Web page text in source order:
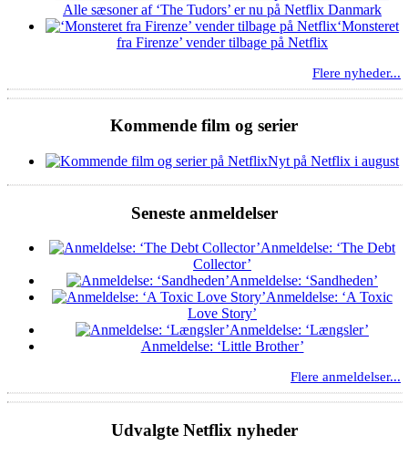
Alle sæsoner af ‘The Tudors’ er nu på Netflix Danmark
‘Monsteret
fra Firenze’ vender tilbage på Netflix
Flere nyheder...
Kommende film og serier
Nyt på Netflix i august
Seneste anmeldelser
Anmeldelse: ‘The Debt
Collector’
Anmeldelse: ‘Sandheden’
Anmeldelse: ‘A Toxic
Love Story’
Anmeldelse: ‘Længsler’
Anmeldelse: ‘Little Brother’
Flere anmeldelser...
Udvalgte Netflix nyheder